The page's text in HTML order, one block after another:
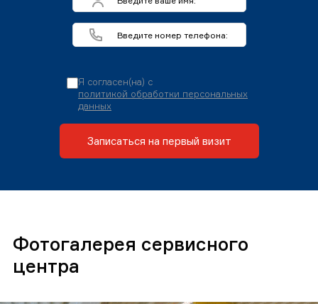
Я согласен(на) с
политикой обработки персональных
данных
Записаться на первый визит
Фотогалерея сервисного
центра